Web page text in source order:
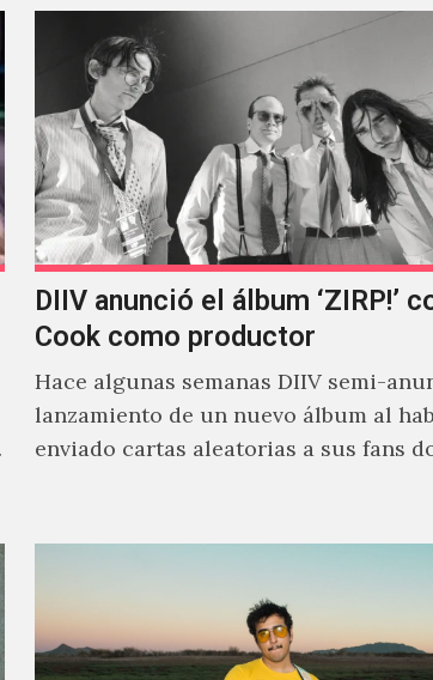
DIIV anunció el álbum ‘ZIRP!’
Cook como productor
Hace algunas semanas DIIV semi-
lanzamiento de un nuevo álbum al
enviado cartas aleatorias a sus fans